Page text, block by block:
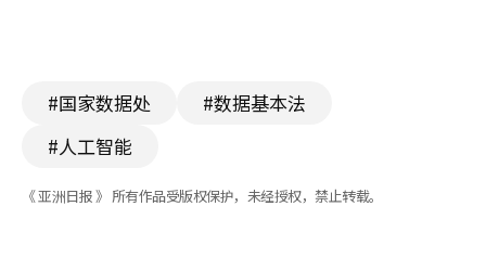
#国家数据处
#数据基本法
#人工智能
《 亚洲日报 》 所有作品受版权保护，未经授权，禁止转载。